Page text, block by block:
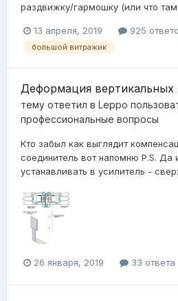
раздвижку/гармошку (или что там
13 апреля, 2019 925
большой витражик
Деформация вертикальных
тему ответил в Leppo
профессиональные вопросы
Кто забыл как выглядит
соединитель вот напомню P.S. Да
устанавливать в усилитель -
26 января, 2019 33 ответа